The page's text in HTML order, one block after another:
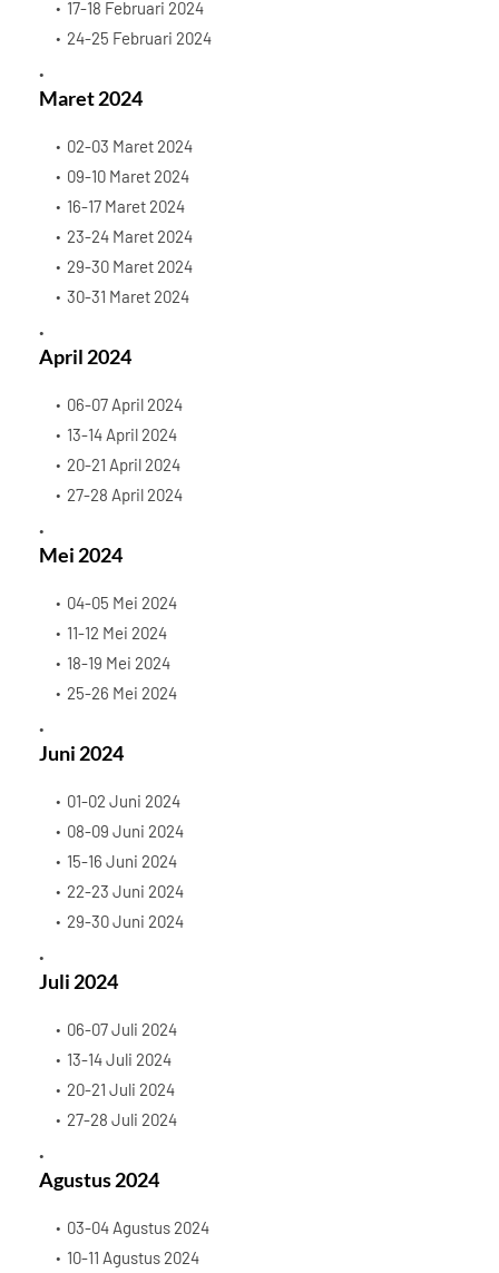
17-18 Februari 2024
24-25 Februari 2024
Maret 2024
02-03 Maret 2024
09-10 Maret 2024
16-17 Maret 2024
23-24 Maret 2024
29-30 Maret 2024
30-31 Maret 2024
April 2024
06-07 April 2024
13-14 April 2024
20-21 April 2024
27-28 April 2024
Mei 2024
04-05 Mei 2024
11-12 Mei 2024
18-19 Mei 2024
25-26 Mei 2024
Juni 2024
01-02 Juni 2024
08-09 Juni 2024
15-16 Juni 2024
22-23 Juni 2024
29-30 Juni 2024
Juli 2024
06-07 Juli 2024
13-14 Juli 2024
20-21 Juli 2024
27-28 Juli 2024
Agustus 2024
03-04 Agustus 2024
10-11 Agustus 2024